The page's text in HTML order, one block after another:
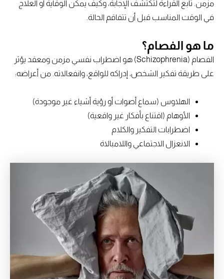
مزمن. تابع القراءة لتكتشف الإجابة، وكيف يمكن الوقاية أو العلاج
في الوقت المناسب قبل أن تتفاقم الحالة.
ما هو الفصام؟
الفصام (Schizophrenia) هو اضطراب نفسي مزمن ومعقد يؤثر
على طريقة تفكير الشخص، إدراكه للواقع، وانفعالاته. من أعراضه:
الهلاوس (سماع أصوات أو رؤية أشياء غير موجودة)
الأوهام (اقتناع بأفكار غير واقعية)
اضطرابات التفكير والكلام
الانعزال الاجتماعي واللامبالاة